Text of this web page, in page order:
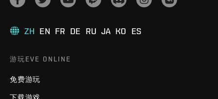
ZH EN FR DE RU JA KO ES
游玩EVE ONLINE
免费游玩
下载游戏